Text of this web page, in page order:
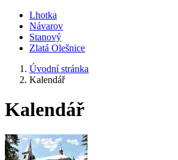
Lhotka
Návarov
Stanový
Zlatá Olešnice
Úvodní stránka
Kalendář
Kalendář